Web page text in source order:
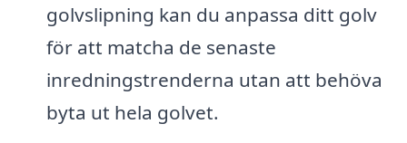
golvslipning kan du anpassa ditt golv
för att matcha de senaste
inredningstrenderna utan att behöva
byta ut hela golvet.